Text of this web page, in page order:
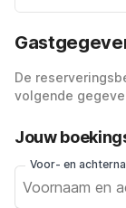
De
volgende
Jouw
Voor- en